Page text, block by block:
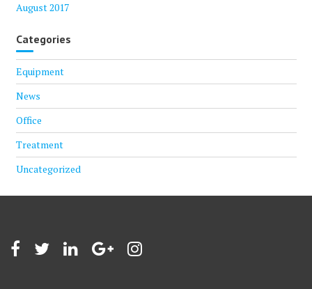
August 2017
Categories
Equipment
News
Office
Treatment
Uncategorized